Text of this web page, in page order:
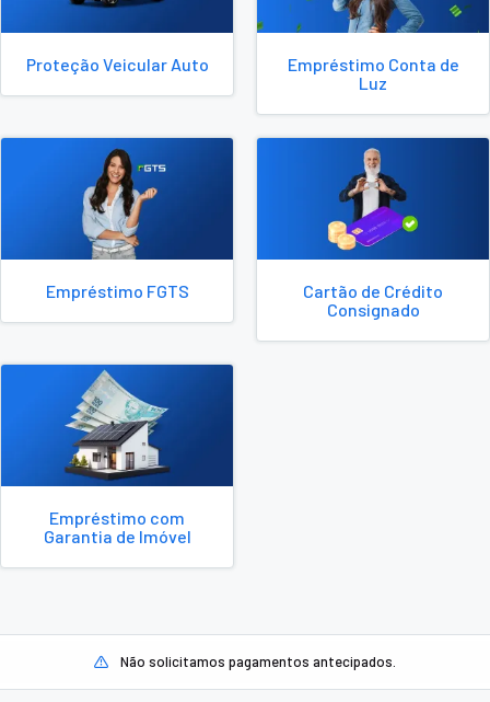
Proteção Veicular Auto
Empréstimo Conta de
Luz
Empréstimo FGTS
Cartão de Crédito
Consignado
Empréstimo com
Garantia de Imóvel
Não solicitamos pagamentos antecipados.